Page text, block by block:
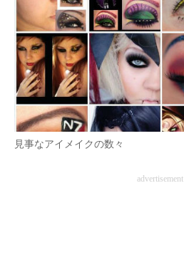
見事なアイメイクの数々
advertisement